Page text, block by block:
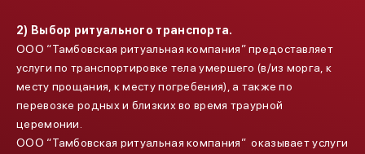
2) Выбор ритуального транспорта.
ООО “Тамбовская ритуальная компания” предоставляет
услуги по транспортировке тела умершего (в/из морга, к
месту прощания, к месту погребения), а также по
перевозке родных и близких во время траурной
церемонии.
ООО “Тамбовская ритуальная компания” оказывает услуги